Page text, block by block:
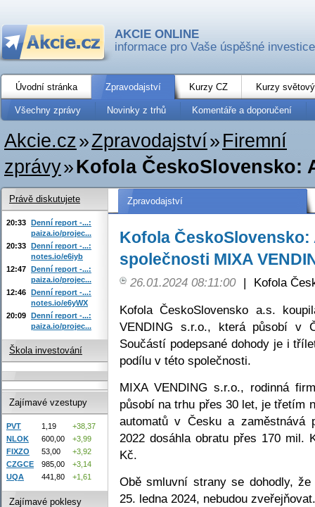
AKCIE ONLINE
informace pro Vaše úspěšné investice
Úvodní stránka Zpravodajství Kurzy CZ Kurzy
Všechny zprávy Novinky z trhů Komentáře a doporučení
Akcie.cz»Zpravodajství» Firemní
zprávy»Kofola ČeskoSlovensko:
Zpravodajství
Kofola
společnosti MIXA
26.01.2024 08:11:00 |
Kofola
Kofola ČeskoSlovensko a.s.
VENDING s.r.o., která působí v
Součástí podepsané dohody je i
podílu v této společnosti.
MIXA VENDING s.r.o., rodinná
působí na trhu přes 30 let, je třetím
automatů v Česku a zaměstnává
2022 dosáhla obratu přes 170 mil.
Kč.
Obě smluvní strany se dohodly,
25. ledna 2024, nebudou zveřejňovat.
Právě diskutujete
20:33 Denní report -...:
paiza.io/projec...
20:33 Denní report -...:
notes.io/e6iyb
12:47 Denní report -...:
paiza.io/projec...
12:46 Denní report -...:
notes.io/e6yWX
20:09 Denní report -...:
paiza.io/projec...
Škola investování
Zajímavé vzestupy
PVT 1,19
+38,37
NLOK
600,00
+3,99
FIXZO
53,00
+3,92
CZGCE
985,00
+3,14
UQA
441,80 +1,61
Zajímavé poklesy